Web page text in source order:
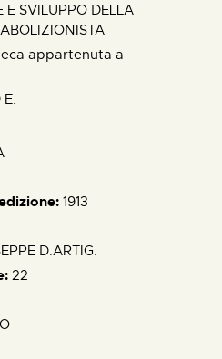
E SVILUPPO DELLA
appartenuta a
E.
1913
D.ARTIG.
22